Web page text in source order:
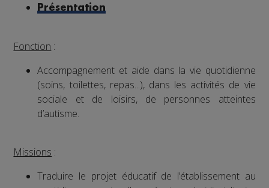
Présentation
Fonction :
Accompagnement et aide dans la vie quotidienne
(soins, toilettes, repas...), dans les activités de vie
sociale et de loisirs, de personnes atteintes
d’autisme.
Missions :
Traduire le projet éducatif de l’établissement au